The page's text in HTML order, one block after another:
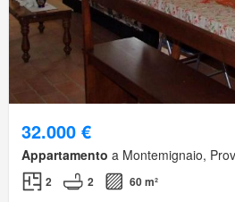
32.000 €
Appartamento a Montemignaio,
2 2
60 m²